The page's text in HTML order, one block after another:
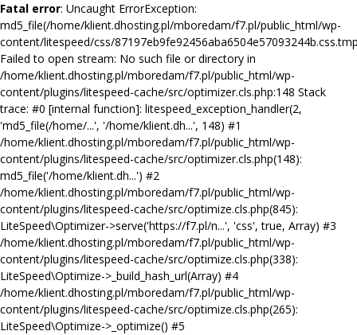
Fatal error: Uncaught ErrorException:
md5_file(/home/klient.dhosting.pl/mboredam/f7.pl/public_html/wp-
content/litespeed/css/
Failed to open stream: No such file or directory in
/home/klient.dhosting.pl/mboredam/f7.pl/public_html/wp-
content/plugins/litespeed-cache/src/optimizer.cls.php:148 Stack
trace: #0 [internal function]: litespeed_exception_handler(2,
'md5_file(/home/...', '/home/klient.dh...', 148) #1
/home/klient.dhosting.pl/mboredam/f7.pl/public_html/wp-
content/plugins/litespeed-cache/src/optimizer.cls.php(148):
md5_file('/home/klient.dh...') #2
/home/klient.dhosting.pl/mboredam/f7.pl/public_html/wp-
content/plugins/litespeed-cache/src/optimize.cls.php(845):
LiteSpeed\Optimizer->serve('https://f7.pl/n...', 'css', true, Array) #3
/home/klient.dhosting.pl/mboredam/f7.pl/public_html/wp-
content/plugins/litespeed-cache/src/optimize.cls.php(338):
LiteSpeed\Optimize->_build_hash_url(Array) #4
/home/klient.dhosting.pl/mboredam/f7.pl/public_html/wp-
content/plugins/litespeed-cache/src/optimize.cls.php(265):
LiteSpeed\Optimize->_optimize() #5